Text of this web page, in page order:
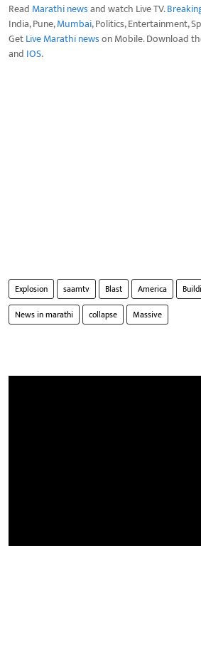
Read Marathi newsand watch Live TV.
India, Pune,Mumbai, Politics, Entertainment,
GetLive Marathi newson Mobile. Download
and IOS.
Explosion saamtv Blast America
News in marathi
collapse Massive